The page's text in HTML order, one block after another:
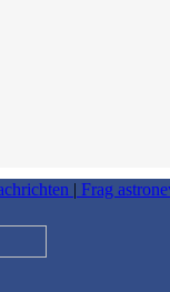
| Frag